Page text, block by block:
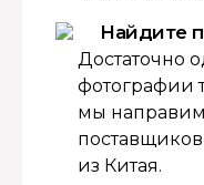
Найдите
Достаточно
фотографии
мы направим
поставщиков
из Китая.